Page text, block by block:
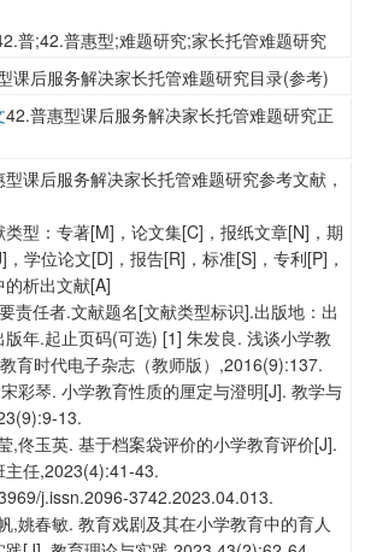
普;42.普惠型;难题研究;家长托管难题研究
课后服务解决家长托管难题研究目录(参考)
42.普惠型课后服务解决家长托管难题研究正
课后服务解决家长托管难题研究参考文献，
类型：专著[M]，论文集[C]，报纸文章[N]，期
，学位论文[D]，报告[R]，标准[S]，专利[P]，
的析出文献[A]
责任者.文献题名[文献类型标识].出版地：出
版年.起止页码(可选) [1] 朱发良. 浅谈小学教
育时代电子杂志（教师版）,2016(9):137.
彩琴. 小学教育性质的厘定与澄明[J]. 教学与
13.
,佟玉英. 基于档案袋评价的小学教育评价[J].
主任,2023(4):41-43.
j.issn.2096-3742.2023.04.013.
,姚春敏. 教育戏剧及其在小学教育中的育人